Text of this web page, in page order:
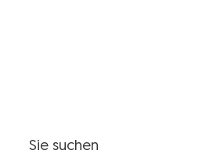
Sie suchen